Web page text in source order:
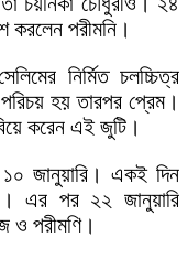
করলেন পরীমনি।
নির্মিত চলচ্চিত্র
হয় তারপর প্রেম।
করেন এই জুটি।
জানুয়ারি। একই দিন
এর পর ২২ জানুয়ারি
ও পরীমণি।